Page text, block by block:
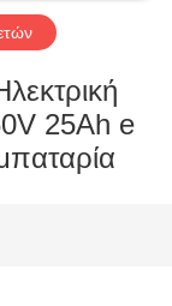
25Ah e